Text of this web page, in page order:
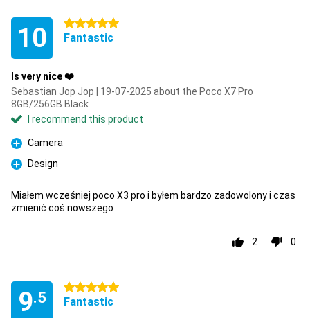
10 5 stars
Fantastic
Is very nice ❤️
Sebastian Jop Jop | 19-07-2025 about the Poco X7 Pro
8GB/256GB Black
I recommend this product
Pro
Camera
Pro
Design
Miałem wcześniej poco X3 pro i byłem bardzo zadowolony i czas
zmienić coś nowszego
2 0
9.5
5 stars
Fantastic